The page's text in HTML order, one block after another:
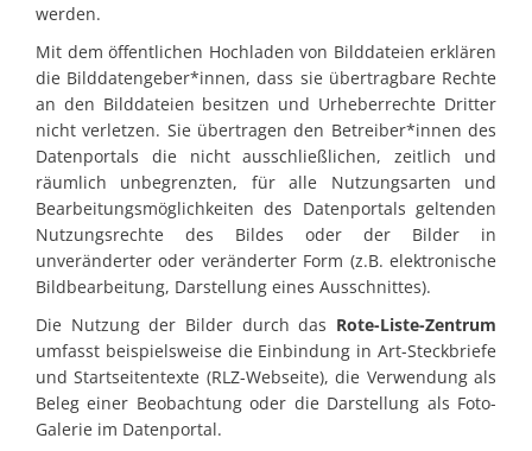
werden.
Mit dem öffentlichen Hochladen von Bilddateien erklären
die Bilddatengeber*innen, dass sie übertragbare Rechte
an den Bilddateien besitzen und Urheberrechte Dritter
nicht verletzen. Sie übertragen den Betreiber*innen des
Datenportals die nicht ausschließlichen, zeitlich und
räumlich unbegrenzten, für alle Nutzungsarten und
Bearbeitungsmöglichkeiten des Datenportals geltenden
Nutzungsrechte des Bildes oder der Bilder in
unveränderter oder veränderter Form (z.B. elektronische
Bildbearbeitung, Darstellung eines Ausschnittes).
Die Nutzung der Bilder durch das Rote-Liste-Zentrum
umfasst beispielsweise die Einbindung in Art-Steckbriefe
und Startseitentexte (RLZ-Webseite), die Verwendung als
Beleg einer Beobachtung oder die Darstellung als Foto-
Galerie im Datenportal.